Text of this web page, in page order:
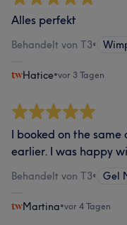
Alles perfekt
Behandelt von T3•
Hatice•vor 3 Tagen
I booked on the
earlier. I was happy
Behandelt von T3• Gel
Martina•vor 4 Tagen